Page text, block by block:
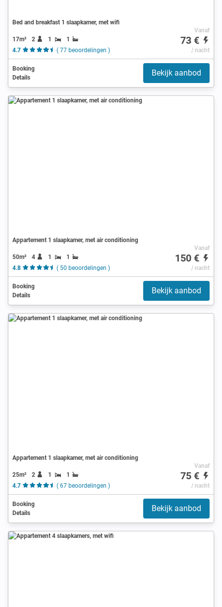
Bed and breakfast 1 slaapkamer, met wifi
17m² 2 1
1
4.7
( 77 beoordelingen )
Vanaf
73 €
/ nacht
Booking
Details
Bekijk aanbod
Appartement 1 slaapkamer, met air conditioning
50m² 4 1
1
4.8
( 50 beoordelingen )
Vanaf
150 €
/ nacht
Booking
Details
Bekijk aanbod
Appartement 1 slaapkamer, met air conditioning
25m² 2 1
1
4.7
( 67 beoordelingen )
Vanaf
75 €
/ nacht
Booking
Details
Bekijk aanbod